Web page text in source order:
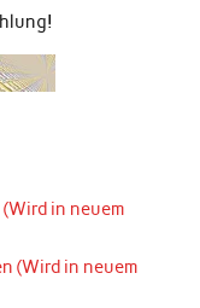
in neuem
(Wird in neuem